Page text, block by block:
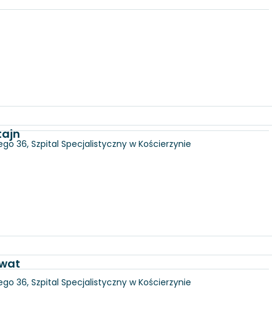
36, Szpital Specjalistyczny w Kościerzynie
36, Szpital Specjalistyczny w Kościerzynie